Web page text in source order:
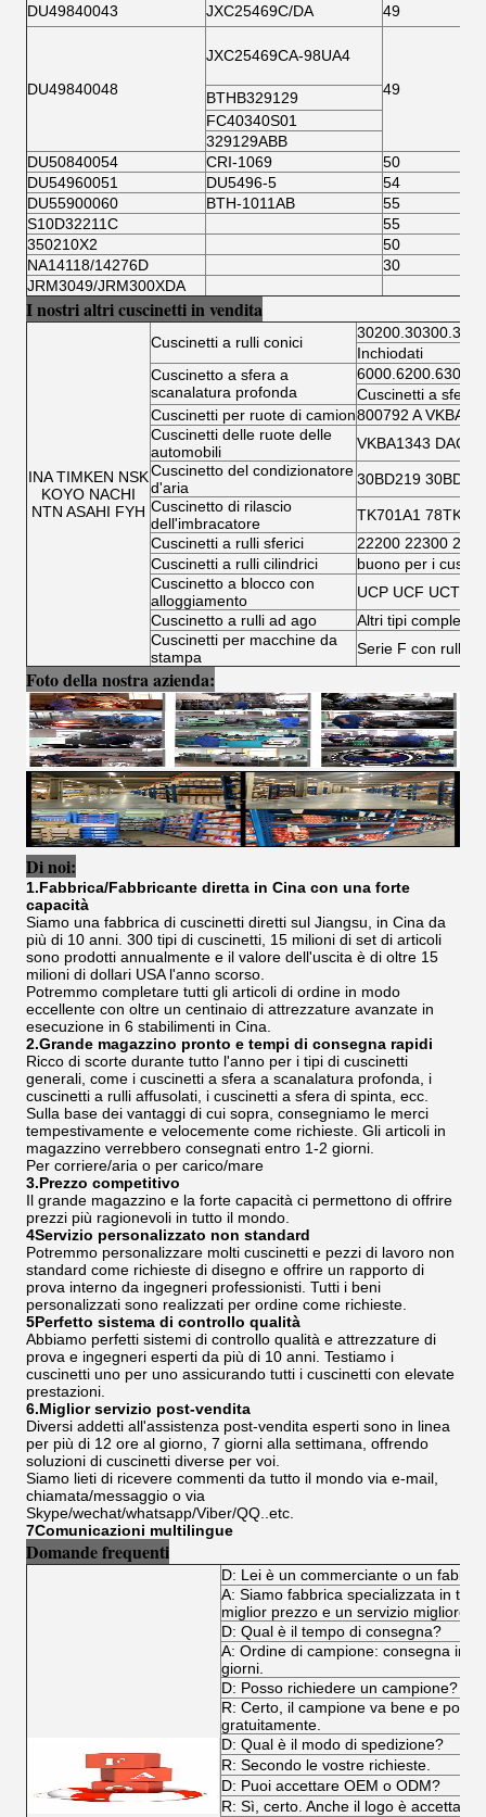
DU49840043 JXC25469C/DA 49
DU49840048
JXC25469CA-98UA4
49
BTHB329129
FC40340S01
329129ABB
DU50840054
CRI-1069
50
DU54960051
DU5496-5
54
DU55900060
BTH-1011AB
55
S10D32211C
55
350210X2
50
NA14118/14276D
30
JRM3049/JRM300XDA
I nostri altri cuscinetti in vendita
INA TIMKEN NSK
KOYO NACHI
NTN ASAHI FYH
Cuscinetti a rulli conici
Inchiodati
Cuscinetto a sfera a
scanalatura profonda
Cuscinetti a sfera
Cuscinetti per ruote di camion800792 A VKBA
Cuscinetti delle ruote delle
automobili
VKBA1343
Cuscinetto del condizionatore
d'aria
30BD219 30BD40
Cuscinetto di rilascio
dell'imbracatore
TK701A1
Cuscinetti a rulli sferici
22200 22300
Cuscinetti a rulli cilindrici
buono per i
Cuscinetto a blocco con
alloggiamento
UCP UCF UCT
Cuscinetto a rulli ad ago
Altri tipi completi
Cuscinetti per macchine da
stampa
Serie F con rullo
Foto della nostra azienda:
Di noi:
1.Fabbrica/Fabbricante diretta in Cina con una forte
capacità
Siamo una fabbrica di cuscinetti diretti sul Jiangsu, in Cina da
più di 10 anni. 300 tipi di cuscinetti, 15 milioni di set di articoli
sono prodotti annualmente e il valore dell'uscita è di oltre 15
milioni di dollari USA l'anno scorso.
Potremmo completare tutti gli articoli di ordine in modo
eccellente con oltre un centinaio di attrezzature avanzate in
esecuzione in 6 stabilimenti in Cina.
2.Grande magazzino pronto e tempi di consegna rapidi
Ricco di scorte durante tutto l'anno per i tipi di cuscinetti
generali, come i cuscinetti a sfera a scanalatura profonda, i
cuscinetti a rulli affusolati, i cuscinetti a sfera di spinta, ecc.
Sulla base dei vantaggi di cui sopra, consegniamo le merci
tempestivamente e velocemente come richieste. Gli articoli in
magazzino verrebbero consegnati entro 1-2 giorni.
Per corriere/aria o per carico/mare
3.Prezzo competitivo
Il grande magazzino e la forte capacità ci permettono di offrire
prezzi più ragionevoli in tutto il mondo.
4Servizio personalizzato non standard
Potremmo personalizzare molti cuscinetti e pezzi di lavoro non
standard come richieste di disegno e offrire un rapporto di
prova interno da ingegneri professionisti. Tutti i beni
personalizzati sono realizzati per ordine come richieste.
5Perfetto sistema di controllo qualità
Abbiamo perfetti sistemi di controllo qualità e attrezzature di
prova e ingegneri esperti da più di 10 anni. Testiamo i
cuscinetti uno per uno assicurando tutti i cuscinetti con elevate
prestazioni.
6.Miglior servizio post-vendita
Diversi addetti all'assistenza post-vendita esperti sono in linea
per più di 12 ore al giorno, 7 giorni alla settimana, offrendo
soluzioni di cuscinetti diverse per voi.
Siamo lieti di ricevere commenti da tutto il mondo via e-mail,
chiamata/messaggio o via
Skype/wechat/whatsapp/Viber/QQ..etc.
7Comunicazioni multilingue
Domande frequenti
D: Lei è un commerciante o un
A: Siamo fabbrica specializzata in
miglior prezzo e un servizio migliore.
D: Qual è il tempo di consegna?
A: Ordine di campione: consegna
giorni.
D: Posso richiedere un campione?
R: Certo, il campione va bene e
gratuitamente.
D: Qual è il modo di spedizione?
R: Secondo le vostre richieste.
D: Puoi accettare OEM o ODM?
R: Sì, certo. Anche il logo è